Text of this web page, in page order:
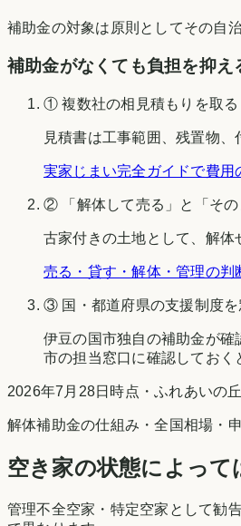
補助金の対象は原則としてその自
補助金がなくても負担を抑え
① 複数社の相見積もりを取る
見積書は工事範囲、残置物
実家じまい完全ガイドで費
② 「解体して売る」と「その
古家付きの土地として、解体
売る・貸す・解体・管理の
③ 国・都道府県の支援制度を
伊豆の国市独自の補助金が確
市の担当窓口に確認しておく
2026年7月28日時点 ・ふれあいの
解体補助金の仕組み・全国相場・
空き家の状態によっ
管理不全空家・特定空家として勧